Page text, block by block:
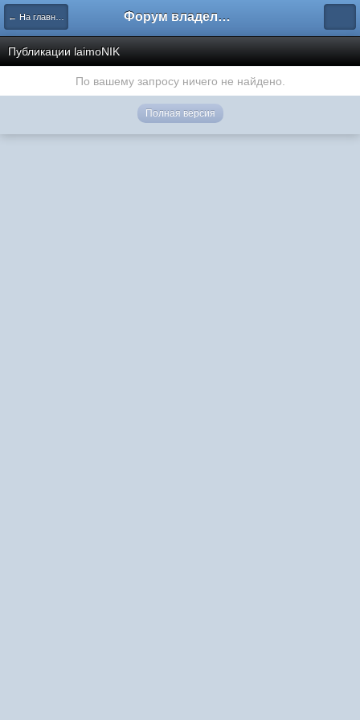
← На главную Форум владельцев интернет-магазинов
Публикации laimoNIK
По вашему запросу ничего не найдено.
Полная версия